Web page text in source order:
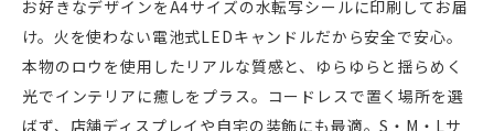
お好きなデザインをA4サイズの水転写シールに印刷してお届
け。火を使わない電池式LEDキャンドルだから安全で安心。
本物のロウを使用したリアルな質感と、ゆらゆらと揺らめく
光でインテリアに癒しをプラス。コードレスで置く場所を選
ばず、店舗ディスプレイや自宅の装飾にも最適。S・M・Lサ